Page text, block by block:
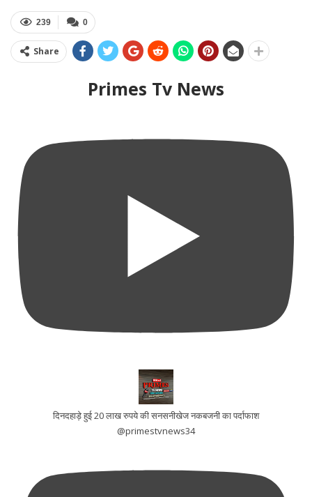
0
239
Share
Primes Tv News
दिनदहाड़े हुई 20 लाख रुपये की सनसनीखेज नकबजनी का पर्दाफाश
@primestvnews34